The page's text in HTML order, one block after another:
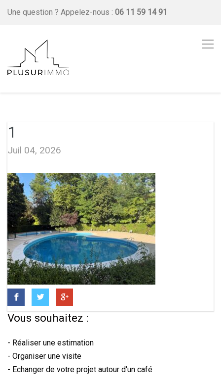
Une question ? Appelez-nous : 06 11 59 14 91
1
Juil 04, 2026
Vous souhaitez :
- Réaliser une estimation
- Organiser une visite
- Echanger de votre projet autour d'un café